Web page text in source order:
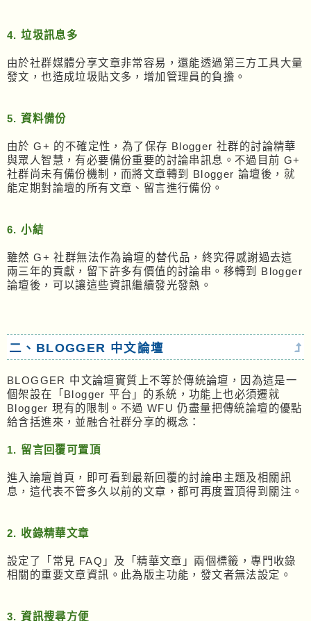
4. 垃圾訊息多
由於社群媒體分享文章非常容易，還能透過第三方工具大量
發文，也造成垃圾貼文多，增加管理員的負擔。
5. 資料備份
由於 G+ 的不確定性，為了保存 Blogger 社群的討論精華
與眾人智慧，有必要備份重要的討論串訊息。不過目前 G+
社群尚未有備份機制，而將文章轉到 Blogger 論壇後，就
能定期對論壇的所有文章、留言進行備份。
6. 小結
雖然 G+ 社群無法作為論壇的替代品，終究得感謝過去這
兩三年的貢獻，留下許多有價值的討論串。移轉到 Blogger
論壇後，可以讓這些資訊繼續發光發熱。
二、BLOGGER 中文論壇
BLOGGER 中文論壇實質上不等於傳統論壇，因為這是一
個架設在「Blogger 平台」的系統，功能上也必須遷就
Blogger 現有的限制。不過 WFU 仍盡量把傳統論壇的優點
給含括進來，並融合社群分享的概念：
1. 留言回覆可置頂
進入論壇首頁，即可看到最新回覆的討論串主題及相關訊
息，這代表不管多久以前的文章，都可再度置頂得到關注。
2. 收錄精華文章
設定了「常見 FAQ」及「精華文章」兩個標籤，專門收錄
相關的重要文章資訊。此為版主功能，發文者無法設定。
3. 資訊搜尋方便